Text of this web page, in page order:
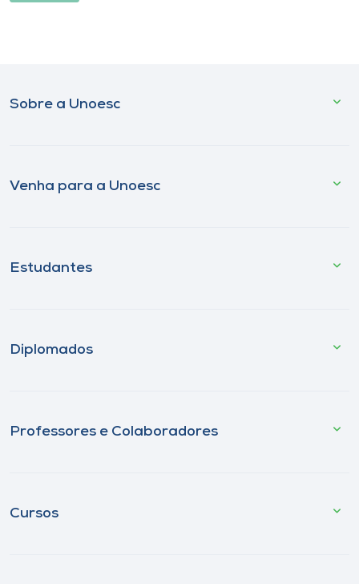
Sobre a Unoesc
Venha para a Unoesc
Estudantes
Diplomados
Professores e Colaboradores
Cursos